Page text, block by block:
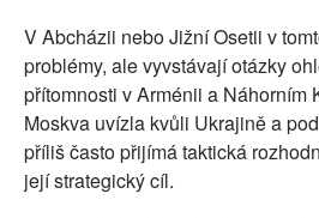
V Abcházii nebo Jižní Osetii v
problémy, ale vyvstávají otázky
přítomnosti v Arménii a Náhorním
Moskva uvízla kvůli Ukrajině a
příliš často přijímá taktická
její strategický cíl.